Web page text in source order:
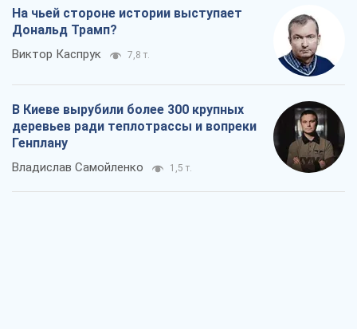
На чьей стороне истории выступает
Дональд Трамп?
Виктор Каспрук 7,8 т.
В Киеве вырубили более 300 крупных
деревьев ради теплотрассы и вопреки
Генплану
Владислав Самойленко 1,5 т.